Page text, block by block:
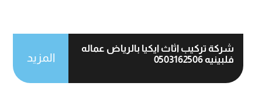
شركة تركيب اثاث ايكيا بالرياض عماله
فلبينيه 0503162506
المزيد